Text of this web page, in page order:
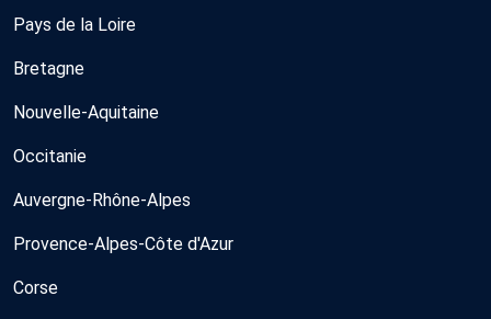
Pays de la Loire
Bretagne
Nouvelle-Aquitaine
Occitanie
Auvergne-Rhône-Alpes
Provence-Alpes-Côte d'Azur
Corse